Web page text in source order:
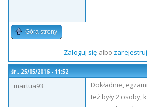
Góra strony
Zaloguj sięalbo zarejestruj
śr., 25/05/2016 - 11:52
martua93
Dokładnie,
też były 2 osoby,